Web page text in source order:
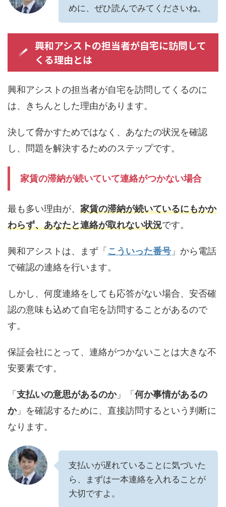
めに、ぜひ読んでみてくださいね。
興和アシストの担当者が自宅に訪問して
くる理由とは
興和アシストの担当者が自宅を訪問してくるのに
は、きちんとした理由があります。
決して脅かすためではなく、あなたの状況を確認
し、問題を解決するためのステップです。
家賃の滞納が続いていて連絡がつかない場合
最も多い理由が、 家賃の滞納が続いているにもかか
わらず、あなたと連絡が取れない状況です。
興和アシストは、まず「 こういった番号 」から電話
で確認の連絡を行います。
しかし、何度連絡をしても応答がない場合、安否確
認の意味も込めて自宅を訪問することがあるので
す。
保証会社にとって、連絡がつかないことは大きな不
安要素です。
「 支払いの意思があるのか」「 何か事情があるの
か」を確認するために、直接訪問するという判断に
なります。
支払いが遅れていることに気づいた
ら、まずは一本連絡を入れることが
大切ですよ。